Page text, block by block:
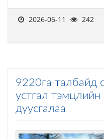
2026-06-11
242
9220га талбайд
устгал
дуусгалаа